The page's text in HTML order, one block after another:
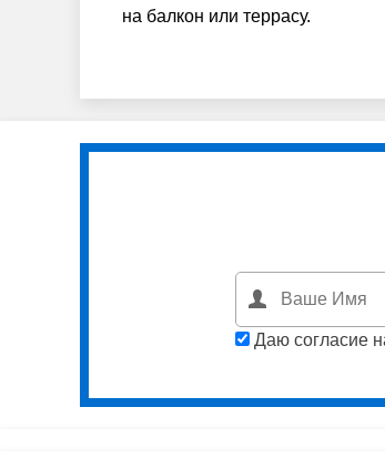
на балкон или террасу.
Даю согласие